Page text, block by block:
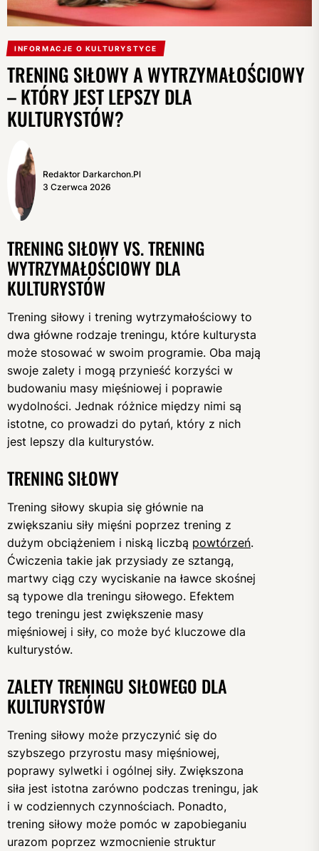
INFORMACJE O KULTURYSTYCE
TRENING SIŁOWY A WYTRZYMAŁOŚCIOWY
– KTÓRY JEST LEPSZY DLA
KULTURYSTÓW?
Redaktor Darkarchon.pl
3 Czerwca 2026
TRENING SIŁOWY VS. TRENING
WYTRZYMAŁOŚCIOWY DLA
KULTURYSTÓW
Trening siłowy i trening wytrzymałościowy to
dwa główne rodzaje treningu, które kulturysta
może stosować w swoim programie. Oba mają
swoje zalety i mogą przynieść korzyści w
budowaniu masy mięśniowej i poprawie
wydolności. Jednak różnice między nimi są
istotne, co prowadzi do pytań, który z nich
jest lepszy dla kulturystów.
TRENING SIŁOWY
Trening siłowy skupia się głównie na
zwiększaniu siły mięśni poprzez trening z
dużym obciążeniem i niską liczbą powtórzeń.
Ćwiczenia takie jak przysiady ze sztangą,
martwy ciąg czy wyciskanie na ławce skośnej
są typowe dla treningu siłowego. Efektem
tego treningu jest zwiększenie masy
mięśniowej i siły, co może być kluczowe dla
kulturystów.
ZALETY TRENINGU SIŁOWEGO DLA
KULTURYSTÓW
Trening siłowy może przyczynić się do
szybszego przyrostu masy mięśniowej,
poprawy sylwetki i ogólnej siły. Zwiększona
siła jest istotna zarówno podczas treningu, jak
i w codziennych czynnościach. Ponadto,
trening siłowy może pomóc w zapobieganiu
urazom poprzez wzmocnienie struktur